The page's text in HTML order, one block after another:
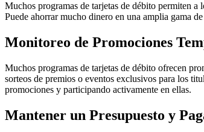
Muchos programas de tarjetas de débito permiten a
Puede ahorrar mucho dinero en una amplia gama
Monitoreo de Promociones
Muchos programas de tarjetas de débito ofrecen
sorteos de premios o eventos exclusivos para los
promociones y participando activamente en ellas.
Mantener un Presupuesto y